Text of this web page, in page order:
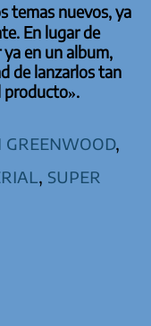
temas nuevos, ya
En lugar de
en un album,
de lanzarlos tan
producto».
greenwood,
, super